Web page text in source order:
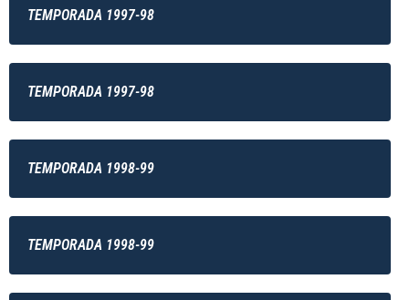
TEMPORADA 1997-98
TEMPORADA 1997-98
TEMPORADA 1998-99
TEMPORADA 1998-99